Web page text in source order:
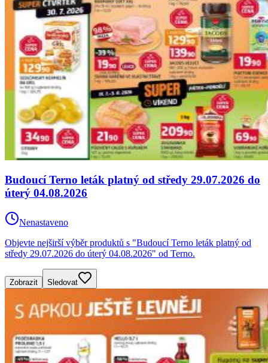
Budoucí Terno leták platný od středy 29.07.2026 do
úterý 04.08.2026
Nenastaveno
Objevte nejširší výběr produktů s "Budoucí Terno leták platný od
středy 29.07.2026 do úterý 04.08.2026" od Terno.
Zobrazit Sledovat